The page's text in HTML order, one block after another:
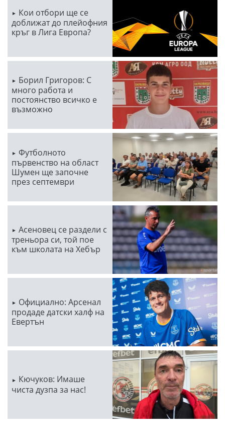
Кои отбори ще се
доближат до плейофния
кръг в Лига Европа?
Борил Григоров: С
много работа и
постоянство всичко е
възможно
Футболното
първенство на област
Шумен ще започне
през септември
Асеновец се раздели с
треньора си, той пое
към школата на Хебър
Официално: Арсенал
продаде датски халф на
Евертън
Кючуков: Имаше
чиста дузпа за нас!